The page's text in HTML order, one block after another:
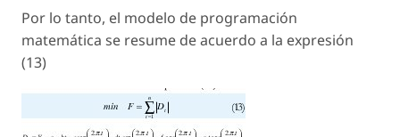
Por lo tanto, el modelo de programación
matemática se resume de acuerdo a la expresión
(13)